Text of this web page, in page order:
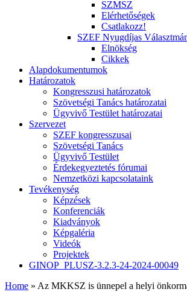
SZMSZ
Elérhetőségek
Csatlakozz!
SZEF Nyugdíjas
Elnökség
Cikkek
Alapdokumentumok
Határozatok
Kongresszusi határozatok
Szövetségi Tanács határozatai
Ügyvivő Testület határozatai
Szervezet
SZEF kongresszusai
Szövetségi Tanács
Ügyvivő Testület
Érdekegyeztetés fórumai
Nemzetközi kapcsolataink
Tevékenység
Képzések
Konferenciák
Kiadványok
Képgaléria
Videók
Projektek
GINOP_PLUSZ-3.2.3-24-2024-00049
Home » Az MKKSZ is ünnepel a helyi